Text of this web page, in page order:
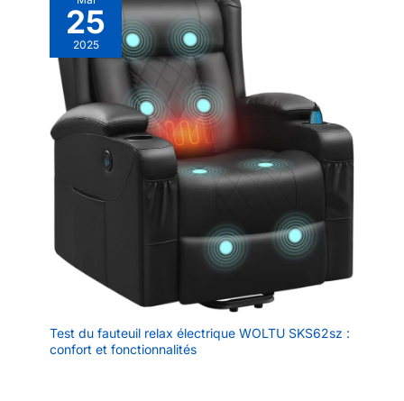
25
2025
Test du fauteuil relax électrique WOLTU SKS62sz :
confort et fonctionnalités